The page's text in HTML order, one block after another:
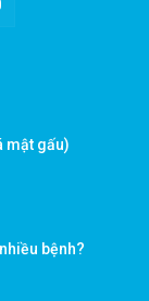
mật gấu)
bệnh?